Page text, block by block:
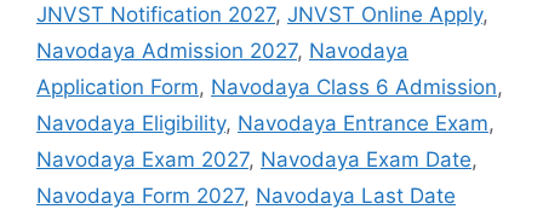
JNVST Notification 2027, JNVST Online Apply,
Navodaya Admission 2027, Navodaya
Application Form, Navodaya Class 6 Admission,
Navodaya Eligibility, Navodaya Entrance Exam,
Navodaya Exam 2027, Navodaya Exam Date,
Navodaya Form 2027, Navodaya Last Date